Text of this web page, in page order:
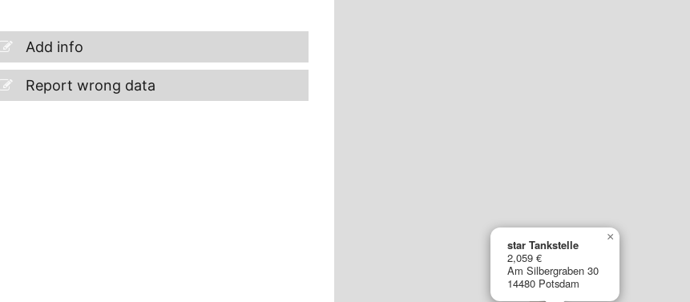
Add info
Report wrong data
star Tankstelle
2,059 €
Am Silbergraben 30
14480 Potsdam
×